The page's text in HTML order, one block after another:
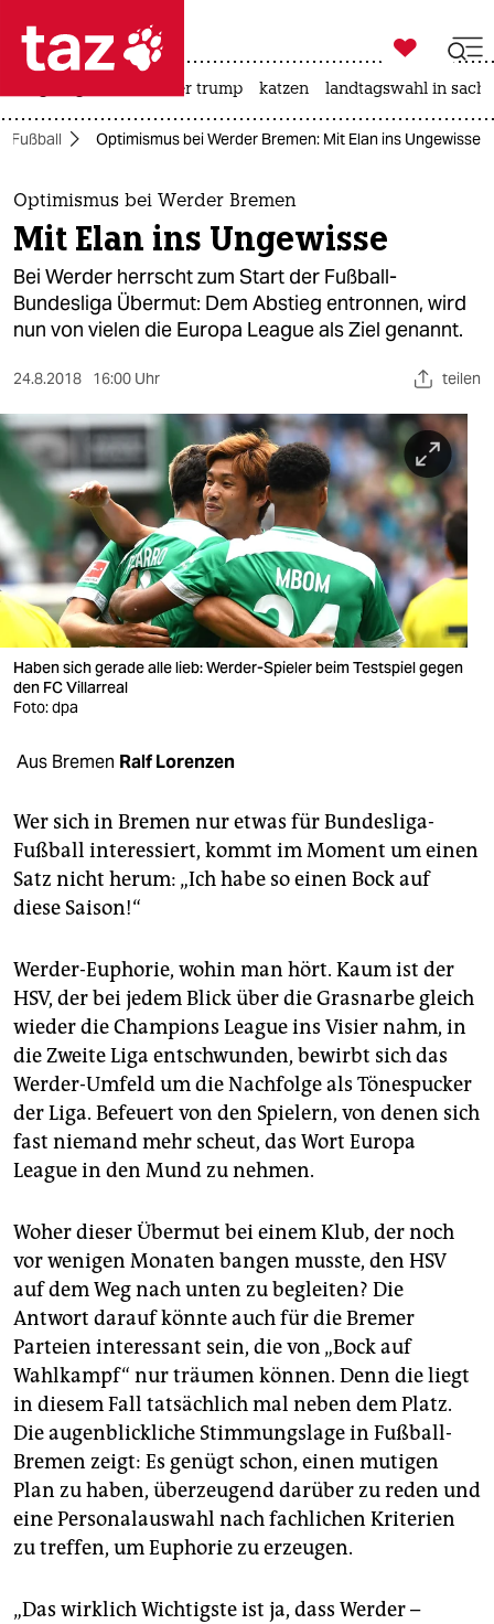
 taz zahl ich
taz zahl ich
themen
politik
öko
sport
berlin
nord
wahrheit
verlag
verlag
shop
fragen & hilfe
unterstützen
abo
epaper login

taz zahl ich
usa unter trump katzen landtagswahl in
Fußball Optimismus bei Werder Bremen: Mit Elan ins Ungewisse
Optimismus bei Werder Bremen
Mit Elan ins Ungewisse
Bei Werder herrscht zum Start der Fußball-
Bundesliga Übermut: Dem Abstieg entronnen, wird
nun von vielen die Europa League als Ziel genannt.
24.8.2018 16:00 Uhr teilen
Haben sich gerade alle lieb: Werder-Spieler beim Testspiel gegen
den FC Villarreal
Foto: dpa
Aus Bremen Ralf Lorenzen
Wer sich in Bremen nur etwas für Bundesliga-
Fußball interessiert, kommt im Moment um einen
Satz nicht herum: „Ich habe so einen Bock auf
diese Saison!“
Werder-Euphorie, wohin man hört. Kaum ist der
HSV, der bei jedem Blick über die Grasnarbe gleich
wieder die Champions League ins Visier nahm, in
die Zweite Liga entschwunden, bewirbt sich das
Werder-Umfeld um die Nachfolge als Tönespucker
der Liga. Befeuert von den Spielern, von denen sich
fast niemand mehr scheut, das Wort Europa
League in den Mund zu nehmen.
Woher dieser Übermut bei einem Klub, der noch
vor wenigen Monaten bangen musste, den HSV
auf dem Weg nach unten zu begleiten? Die
Antwort darauf könnte auch für die Bremer
Parteien interessant sein, die von „Bock auf
Wahlkampf“ nur träumen können. Denn die liegt
in diesem Fall tatsächlich mal neben dem Platz.
Die augenblickliche Stimmungslage in Fußball-
Bremen zeigt: Es genügt schon, einen mutigen
Plan zu haben, überzeugend darüber zu reden und
eine Personalauswahl nach fachlichen Kriterien
zu treffen, um Euphorie zu erzeugen.
„Das wirklich Wichtigste ist ja, dass Werder –